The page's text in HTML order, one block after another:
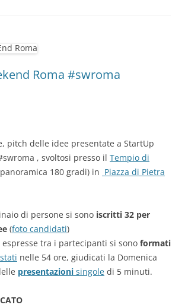
Roma #swroma
pitch delle idee presentate a StartUp
, svoltosi presso il Tempio di
180 gradi) in Piazza di Pietra
di persone si sono iscritti 32 per
(foto candidati)
tra i partecipanti si sono formati
nelle 54 ore, giudicati la Domenica
presentazioni singole di 5 minuti.